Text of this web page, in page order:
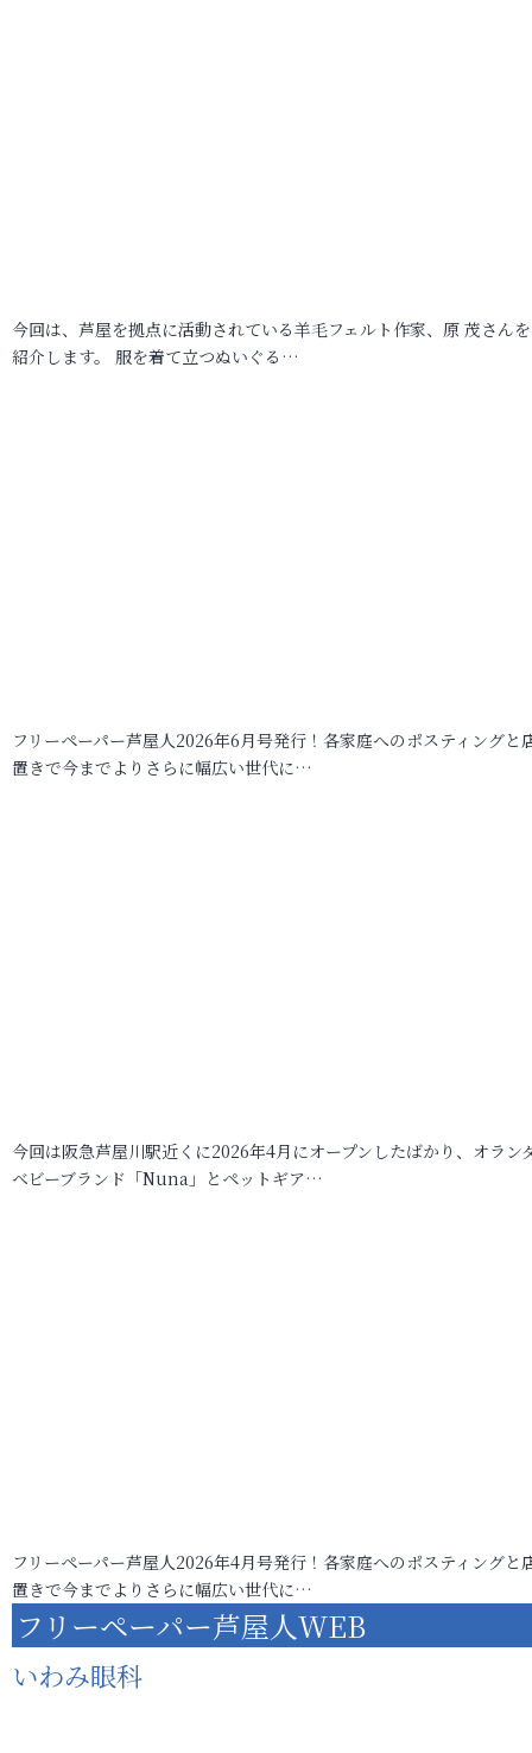
今回は、芦屋を拠点に活動されている羊毛フェルト作家、原 茂さん
紹介します。 服を着て立つぬいぐる…
フリーペーパー芦屋人2026年6月号発行！各家庭へのポスティングと
置きで今までよりさらに幅広い世代に…
今回は阪急芦屋川駅近くに2026年4月にオープンしたばかり、オラン
ベビーブランド「Nuna」とペットギア…
フリーペーパー芦屋人2026年4月号発行！各家庭へのポスティングと
置きで今までよりさらに幅広い世代に…
フリーペーパー芦屋人WEB
いわみ眼科